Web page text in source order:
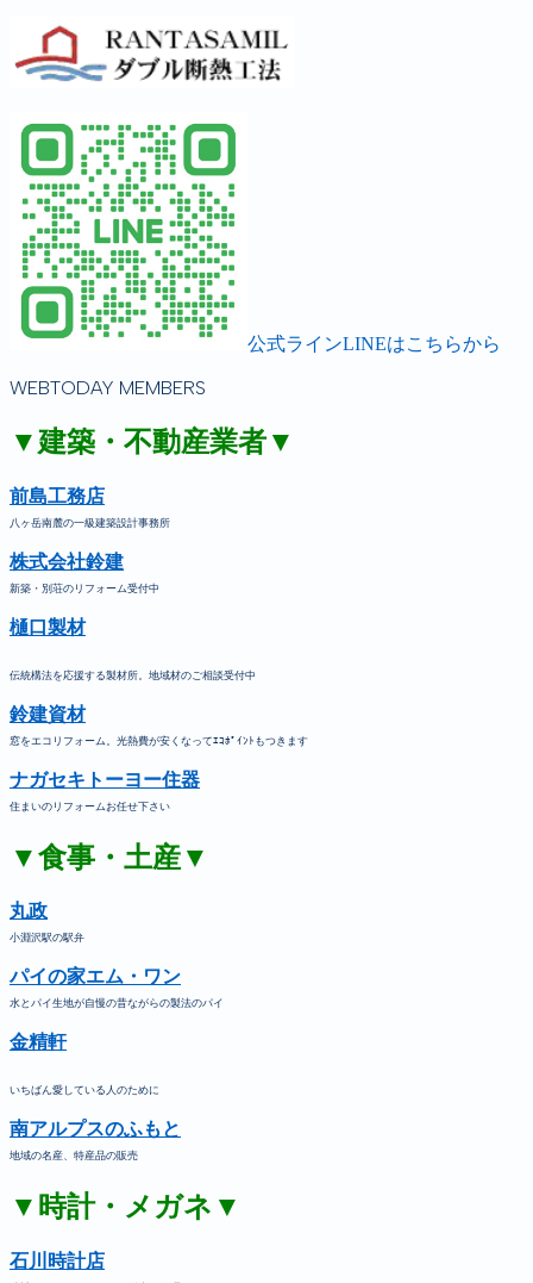
公式ラインLINEはこちらから
WEBTODAY MEMBERS
▼建築・不動産業者▼
前島工務店
八ヶ岳南麓の一級建築設計事務所
株式会社鈴建
新築・別荘のリフォーム受付中
樋口製材
伝統構法を応援する製材所。地域材のご相談受付中
鈴建資材
窓をエコリフォーム。光熱費が安くなってｴｺﾎﾟｲﾝﾄもつきます
ナガセキトーヨー住器
住まいのリフォームお任せ下さい
▼食事・土産▼
丸政
小淵沢駅の駅弁
パイの家エム・ワン
水とパイ生地が自慢の昔ながらの製法のパイ
金精軒
いちばん愛している人のために
南アルプスのふもと
地域の名産、特産品の販売
▼時計・メガネ▼
石川時計店